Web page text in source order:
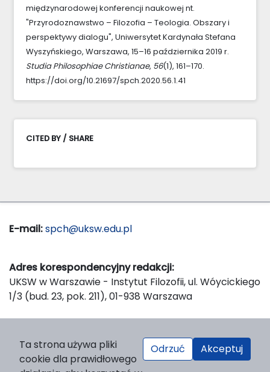
międzynarodowej konferencji naukowej nt.
"Przyrodoznawstwo – Filozofia – Teologia. Obszary i
perspektywy dialogu", Uniwersytet Kardynała Stefana
Wyszyńskiego, Warszawa, 15–16 października 2019 r.
Studia Philosophiae Christianae, 56(1), 161–170.
https://doi.org/10.21697/spch.2020.56.1.41
CITED BY / SHARE
E-mail:spch@uksw.edu.pl
Adres korespondencyjny redakcji:
UKSW w Warszawie - Instytut Filozofii, ul. Wóycickiego
1/3 (bud. 23, pok. 211), 01-938 Warszawa
Wydawnictwo Naukowe UKSW, ul. Dewajtis 5, domek
nr 2, 01-815 Warszawa
Ta strona używa pliki
cookie dla prawidłowego
Odrzuć Akceptuj